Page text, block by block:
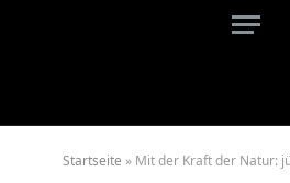
Startseite » Mit der Kraft der Natur: